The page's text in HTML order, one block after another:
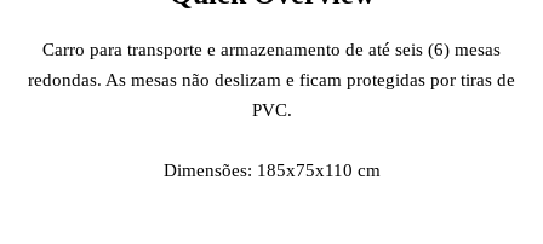
Carro para transporte e armazenamento de até seis (6) mesas
redondas. As mesas não deslizam e ficam protegidas por tiras de
PVC.
Dimensões: 185x75x110 cm